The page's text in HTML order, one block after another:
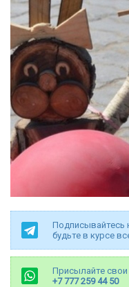
Подписывайтесь
будьте в курсе
Присылайте
+7 777 259 44 50